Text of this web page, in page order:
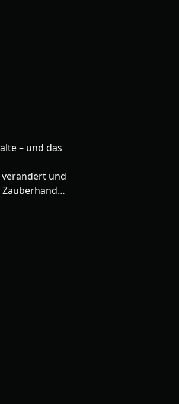
– und das
und
Zauberhand…